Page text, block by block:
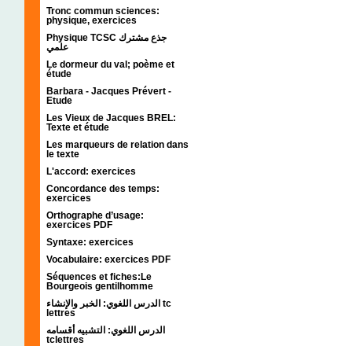
Tronc commun sciences:
physique, exercices
Physique TCSC جذع مشترك
علمي
Le dormeur du val; poème et
étude
Barbara - Jacques Prévert -
Etude
Les Vieux de Jacques BREL:
Texte et étude
Les marqueurs de relation dans
le texte
L'accord: exercices
Concordance des temps:
exercices
Orthographe d’usage:
exercices PDF
Syntaxe: exercices
Vocabulaire: exercices PDF
Séquences et fiches:Le
Bourgeois gentilhomme
الدرس اللغوي: الخبر والإنشاء tc
lettres
الدرس اللغوي: التشبيه أقسامه
tclettres